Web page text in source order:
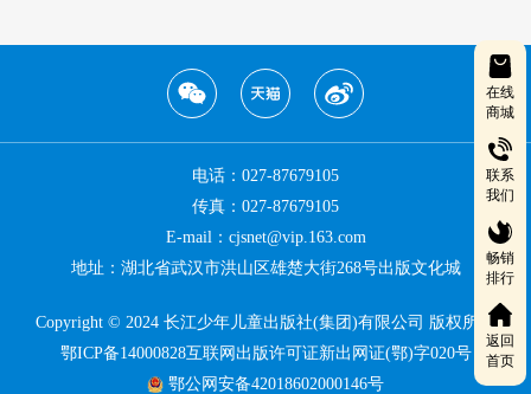
在线
商城
联系
我们
畅销
排行
返回
首页
电话：027-87679105
传真：027-87679105
E-mail：cjsnet@vip.163.com
地址：湖北省武汉市洪山区雄楚大街268号出版文化城
Copyright © 2024 长江少年儿童出版社(集团)有限公司 版权所有
鄂ICP备14000828互联网出版许可证新出网证(鄂)字020号
鄂公网安备42018602000146号